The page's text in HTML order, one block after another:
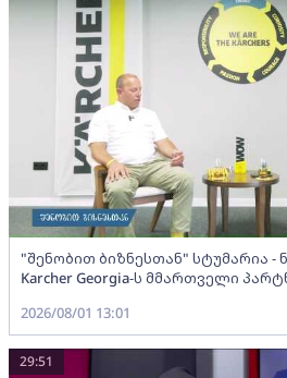
"შენობით ბიზნესთან" სტუმარია
Karcher Georgia-ს მმართველი
2026/08/01 13:01
29:51